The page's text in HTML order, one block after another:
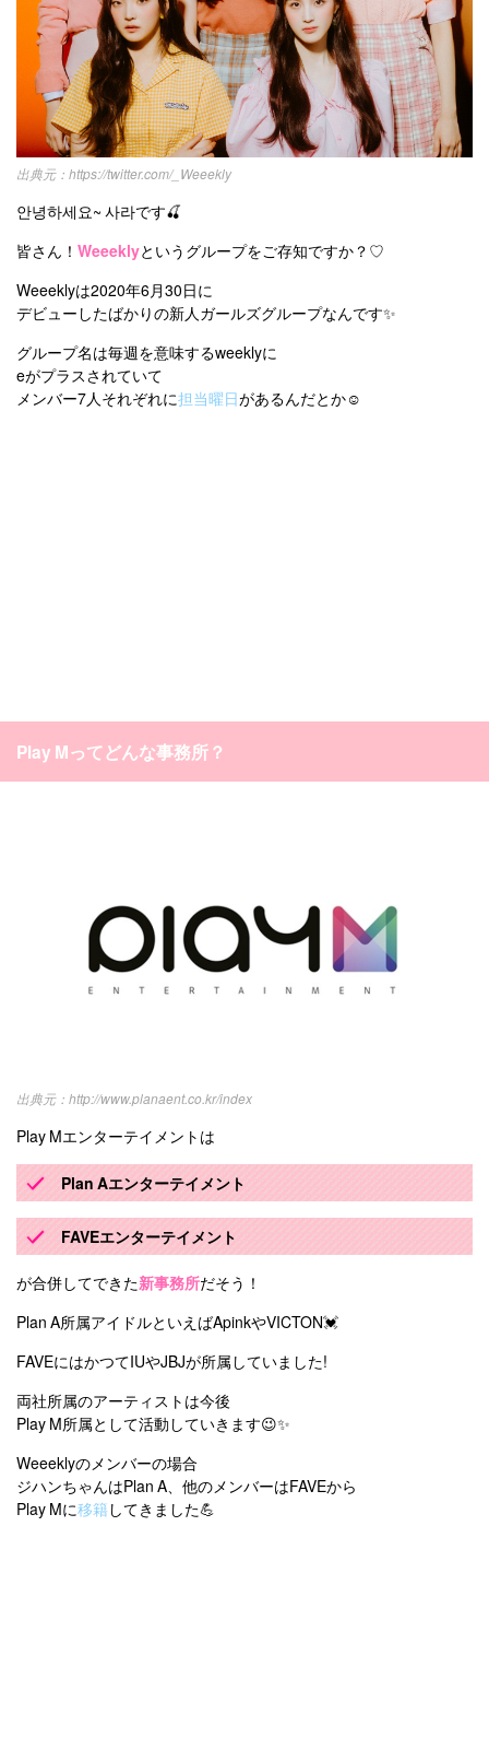
プライバシーポリシー
お問い合わせ
韓国ドラマ カフェ かわいい
https://twitter.com/_Weeekly
안녕하세요~ 사라です🍒
皆さん！ Weeeklyというグループをご存知ですか？♡
Weeeklyは2020年6月30日に
デビューしたばかりの新人ガールズグループなんです✨
グループ名は毎週を意味するweeklyに
eがプラスされていて
メンバー7人それぞれに担当曜日があるんだとか☺️
Play Mってどんな事務所？
http://www.planaent.co.kr/index
Play Mエンターテイメントは
Plan Aエンターテイメント
FAVEエンターテイメント
が合併してできた新事務所だそう！
Plan A所属アイドルといえばApinkやVICTON💓
FAVEにはかつてIUやJBJが所属していました!
両社所属のアーティストは今後
Play M所属として活動していきます😉✨
Weeeklyのメンバーの場合
ジハンちゃんはPlan A、他のメンバーはFAVEから
Play Mに移籍してきました💪